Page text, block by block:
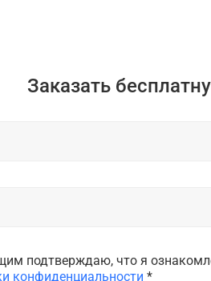
Заказать
подтверждаю, что я
конфиденциальности *